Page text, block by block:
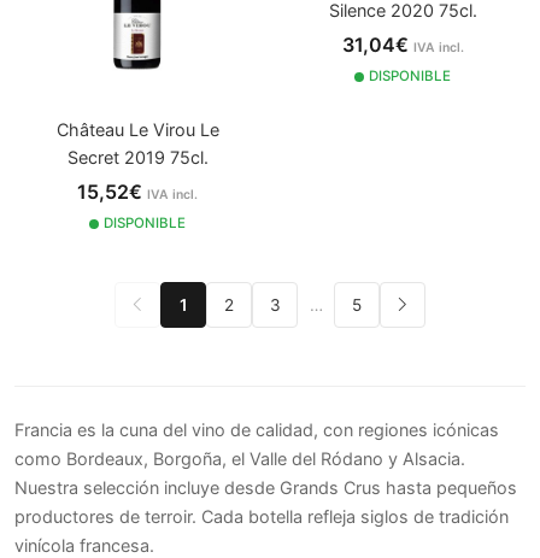
Château Le Virou Le
Secret 2019 75cl.
15,52€ IVA incl.
DISPONIBLE
Silence 2020 75cl.
31,04€ IVA incl.
DISPONIBLE
1 2 3 … 5
Francia es la cuna del vino de calidad, con regiones icónicas
como Bordeaux, Borgoña, el Valle del Ródano y Alsacia.
Nuestra selección incluye desde Grands Crus hasta pequeños
productores de terroir. Cada botella refleja siglos de tradición
vinícola francesa.